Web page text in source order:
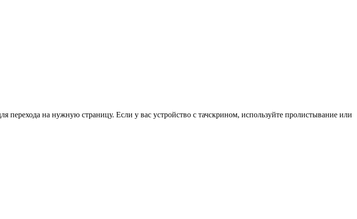
перехода на нужную страницу. Если у вас устройство с тачскрином, используйте пролистывание или